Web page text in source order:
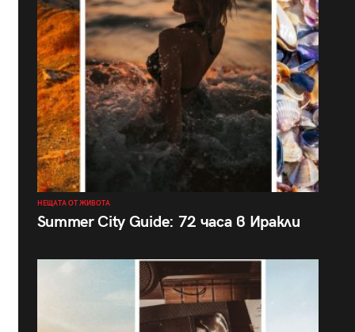
НЕЩАТА ОТ ЖИВОТА
Summer City Guide: 72 часа в Иракли